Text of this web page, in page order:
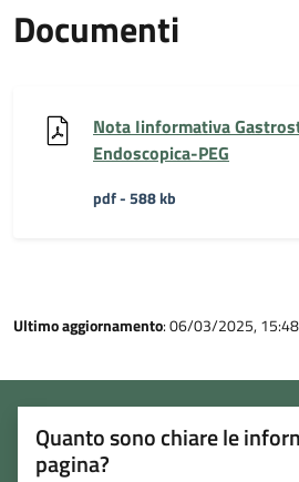
Documenti
Nota Iinformativa
Endoscopica-PEG
pdf - 588 kb
Ultimo aggiornamento: 06/03/2025, 15:48
Quanto sono chiare le
pagina?